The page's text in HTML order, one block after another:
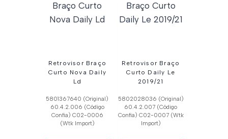
Retrovisor Braço
Curto Nova Daily
Ld
5801367640 (Original)
60.4.2.006 (Código
Confia) C02-0006
(Wtk Import)
Retrovisor Braço
Curto Daily Le
2019/21
5802028036 (Original)
60.4.2.007 (Código
Confia) C02-0007 (Wtk
Import)